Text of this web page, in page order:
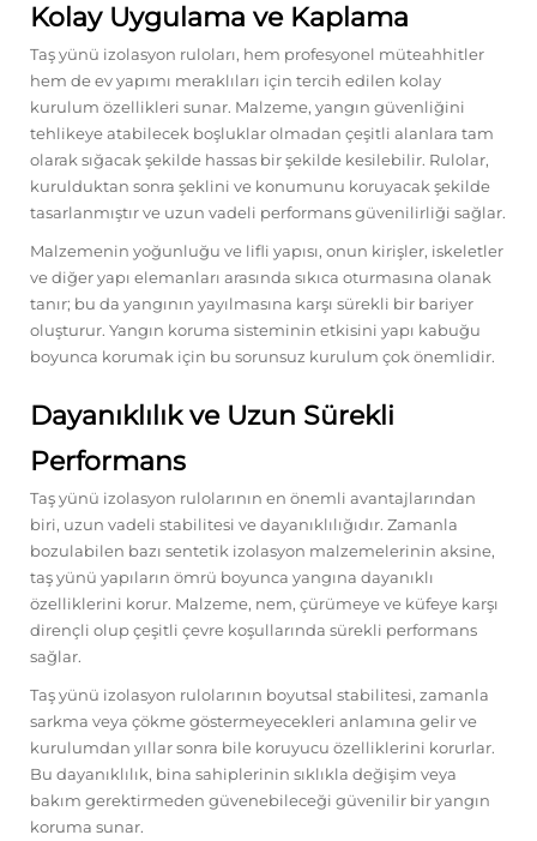
Kolay Uygulama ve Kaplama
Taş yünü izolasyon ruloları, hem profesyonel müteahhitler
hem de ev yapımı meraklıları için tercih edilen kolay
kurulum özellikleri sunar. Malzeme, yangın güvenliğini
tehlikeye atabilecek boşluklar olmadan çeşitli alanlara tam
olarak sığacak şekilde hassas bir şekilde kesilebilir. Rulolar,
kurulduktan sonra şeklini ve konumunu koruyacak şekilde
tasarlanmıştır ve uzun vadeli performans güvenilirliği sağlar.
Malzemenin yoğunluğu ve lifli yapısı, onun kirişler, iskeletler
ve diğer yapı elemanları arasında sıkıca oturmasına olanak
tanır; bu da yangının yayılmasına karşı sürekli bir bariyer
oluşturur. Yangın koruma sisteminin etkisini yapı kabuğu
boyunca korumak için bu sorunsuz kurulum çok önemlidir.
Dayanıklılık ve Uzun Sürekli
Performans
Taş yünü izolasyon rulolarının en önemli avantajlarından
biri, uzun vadeli stabilitesi ve dayanıklılığıdır. Zamanla
bozulabilen bazı sentetik izolasyon malzemelerinin aksine,
taş yünü yapıların ömrü boyunca yangına dayanıklı
özelliklerini korur. Malzeme, nem, çürümeye ve küfeye karşı
dirençli olup çeşitli çevre koşullarında sürekli performans
sağlar.
Taş yünü izolasyon rulolarının boyutsal stabilitesi, zamanla
sarkma veya çökme göstermeyecekleri anlamına gelir ve
kurulumdan yıllar sonra bile koruyucu özelliklerini korurlar.
Bu dayanıklılık, bina sahiplerinin sıklıkla değişim veya
bakım gerektirmeden güvenebileceği güvenilir bir yangın
koruma sunar.